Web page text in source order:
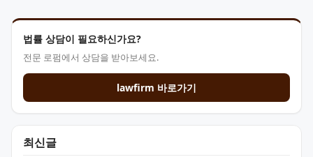
법률 상담이 필요하신가요?
전문 로펌에서 상담을 받아보세요.
lawfirm 바로가기
최신글